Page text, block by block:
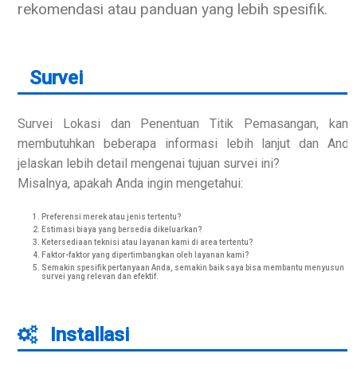
rekomendasi atau panduan yang lebih spesifik.
Survei
Survei Lokasi dan Penentuan Titik Pemasangan, kami
membutuhkan beberapa informasi lebih lanjut dan Anda
jelaskan lebih detail mengenai tujuan survei ini?
Misalnya, apakah Anda ingin mengetahui:
Preferensi merek atau jenis tertentu?
Estimasi biaya yang bersedia dikeluarkan?
Ketersediaan teknisi atau layanan kami di area tertentu?
Faktor-faktor yang dipertimbangkan oleh layanan kami?
Semakin spesifik pertanyaan Anda, semakin baik saya bisa membantu menyusun
survei yang relevan dan efektif.
Installasi